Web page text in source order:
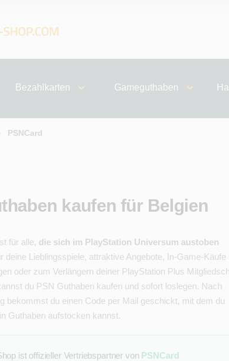
Bezahlkarten Gameguthaben
PSNCard
kaufen für Belgien
für alle, die sich im PlayStation Universum austoben
deine Lieblingsspiele, attraktive Angebote, In-Game-Käufe
oder zum Verlängern deiner PlayStation Plus
du PSN Guthaben kaufen und sofort loslegen. Nach
bekommst du einen Code per Mail geschickt, mit dem du
Guthaben aufstocken kannst.
ist offizieller Vertriebspartner von PSNCard